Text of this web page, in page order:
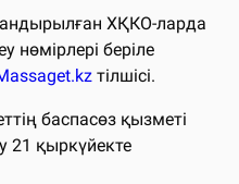
ХҚКО-ларда
нөмірлері беріле
тілшісі.
баспасөз қызметі
21 қыркүйекте